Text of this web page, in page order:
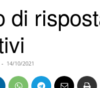
di
- 14/10/2021